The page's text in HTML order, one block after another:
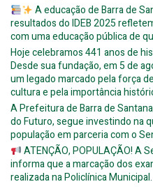
A educação de Barra de
resultados do IDEB 2025
com uma educação pública de
Hoje celebramos 441 anos de
Desde sua fundação, em 5 de
um legado marcado pela força
cultura e pela importância
A Prefeitura de Barra de
do Futuro, segue investindo na
população em parceria com o
ATENÇÃO, POPULAÇÃO! A
informa que a marcação dos
realizada na Policlínica Municipal.